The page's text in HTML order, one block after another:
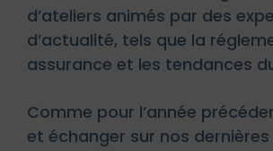
d’ateliers animés par des
d’actualité, tels que la
assurance et les tendances
Comme pour l’année
et échanger sur nos